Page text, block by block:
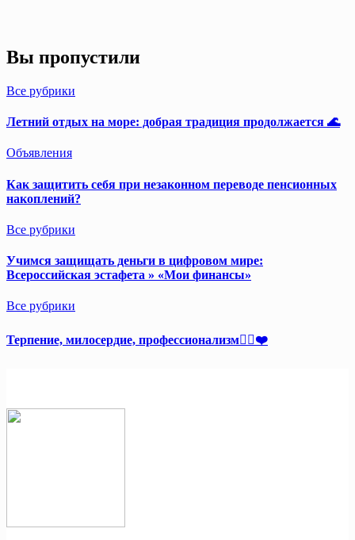
Вы пропустили
Все рубрики
Летний отдых на море: добрая традиция продолжается 🌊
Объявления
Как защитить себя при незаконном переводе пенсионных
накоплений?
Все рубрики
Учимся защищать деньги в цифровом мире:
Всероссийская эстафета » «Мои финансы»
Все рубрики
Терпение, милосердие, профессионализм👩‍⚕️❤️